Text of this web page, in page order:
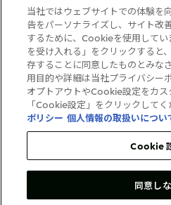
ライブラリー
「三井物産の森」LEAPアプローチ
TCFDに基づく情報開示
InstagramTwitter Facebook
ご利用条件
推奨環境
個人情報保護方針
情報セキュリティ方針
ソーシャルメディア利用規約
Copyright©1996-
当社ではウェブサイトでの体験を
告をパーソナライズし、サイト改
するために、Cookieを使用して
を受け入れる」をクリックすると
存することに同意したものとみな
用目的や詳細は当社プライバシー
オプトアウトやCookie設定をカス
「Cookie設定」をクリックしてく
ポリシー 個人情報の取扱いについ
Cookie
同意し